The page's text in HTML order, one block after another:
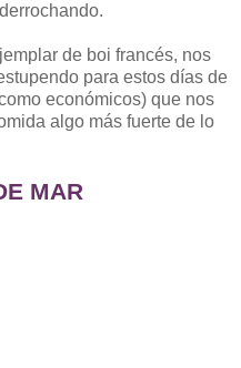
de boi francés, nos
para estos días de
económicos) que nos
algo más fuerte de lo
MAR